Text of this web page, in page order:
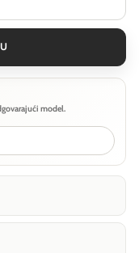
Ideal Lux HALO
model.